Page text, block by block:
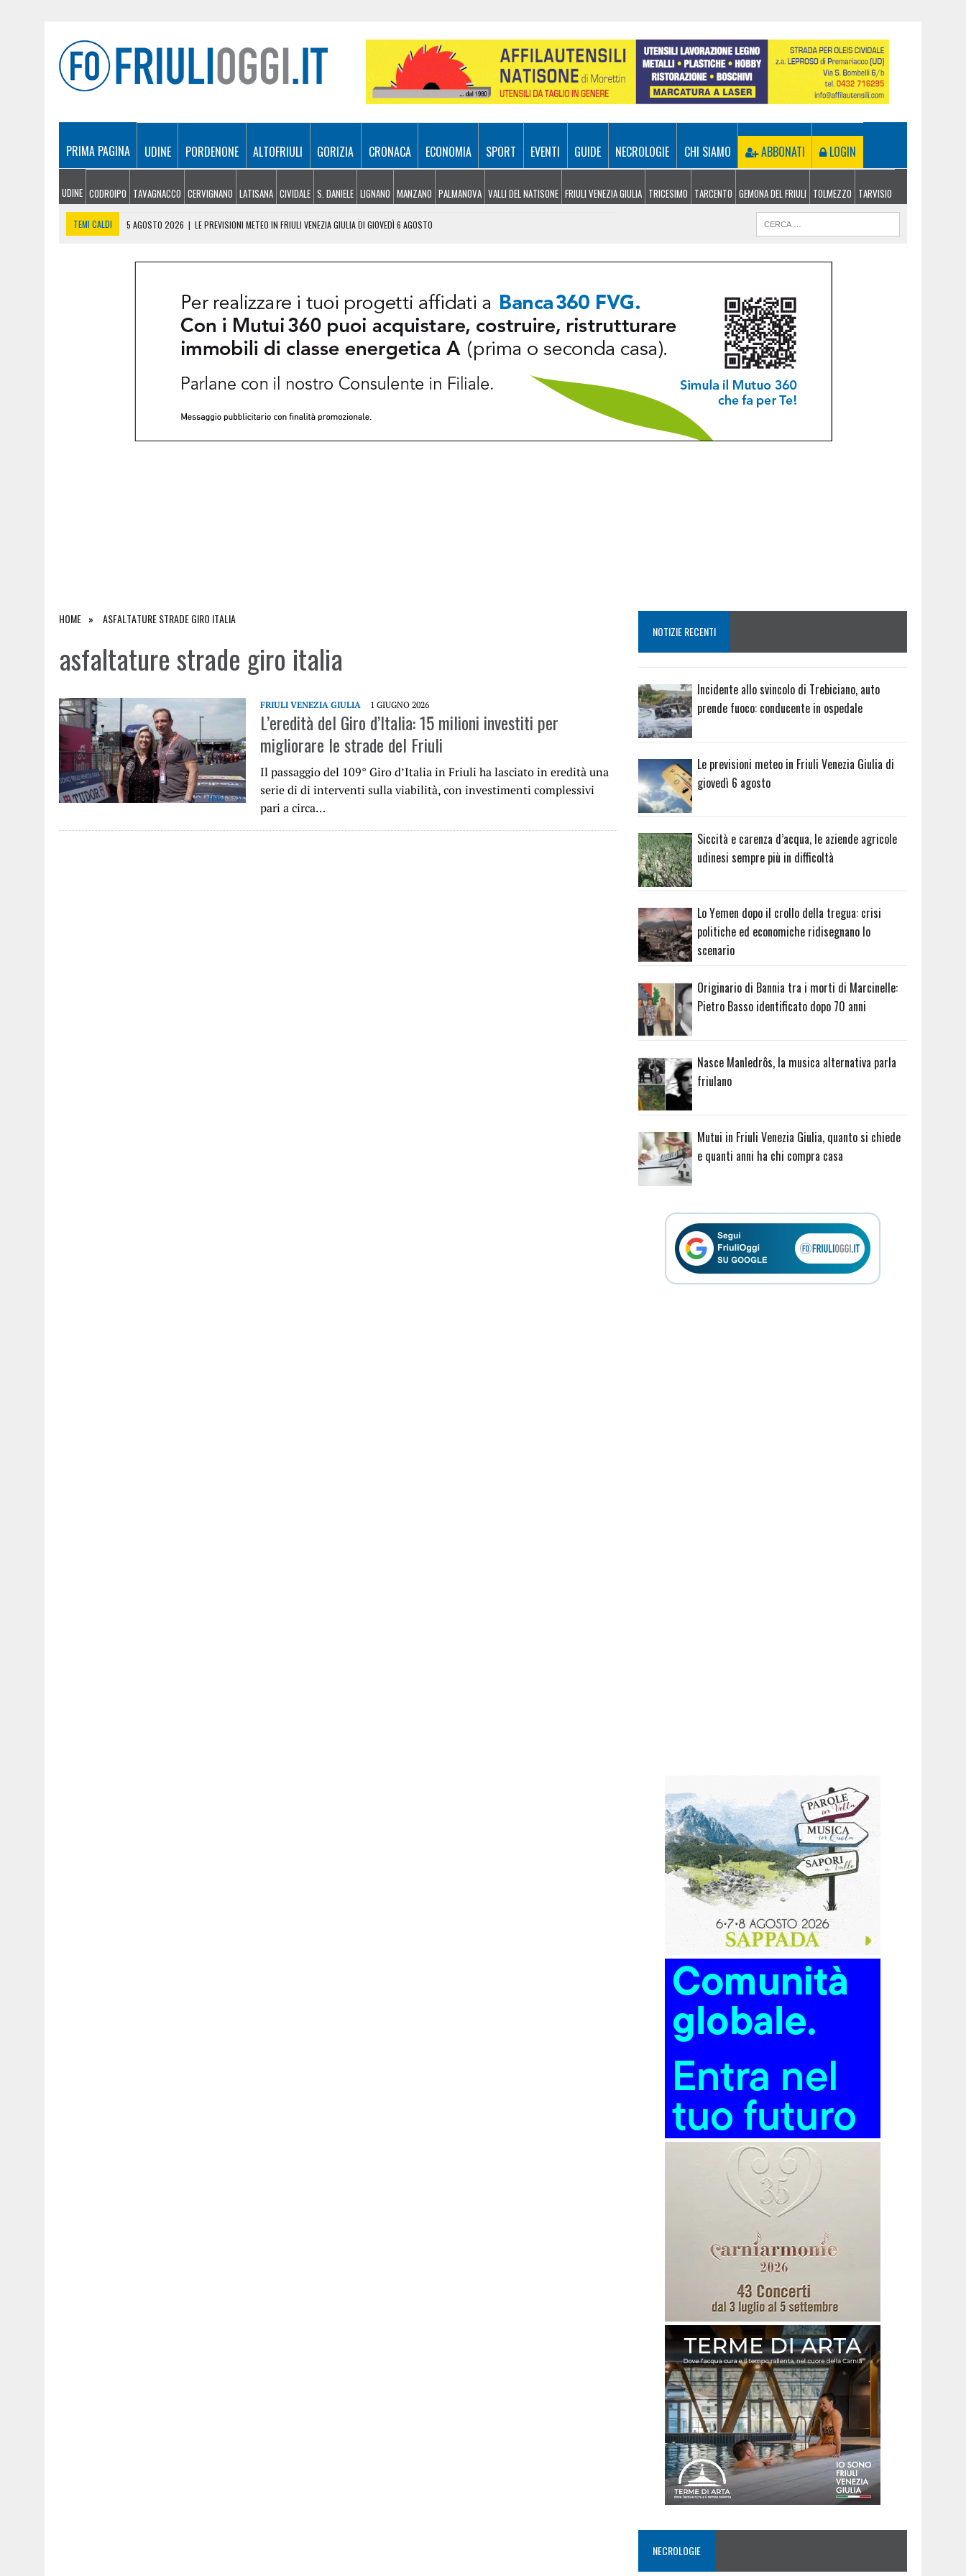
PRIMA PAGINA UDINE PORDENONE ALTOFRIULI GORIZIA CRONACA ECONOMIA SPORT EVENTI GUIDE NECROLOGIE CHI SIAMO ABBONATI LOGIN
UDINE CODROIPO TAVAGNACCO CERVIGNANO LATISANA CIVIDALE S. DANIELE LIGNANO MANZANO PALMANOVA VALLI DEL NATISONE FRIULI VENEZIA GIULIA TRICESIMO TARCENTO GEMONA DEL FRIULI TOLMEZZO TARVISIO
TEMI CALDI 5 AGOSTO 2026 | LE PREVISIONI METEO IN FRIULI VENEZIA GIULIA DI GIOVEDÌ 6 AGOSTO
ORIGINARIO DI BANNIA TRA I MORTI DI MARCINELLE: PIETRO BASSO IDENTIFICATO DOPO 70 ANNI
INCIDENTE ALLO SVINCOLO DI TREBICIANO, AUTO PRENDE FUOCO: CONDUCENTE IN OSPEDALE
HOME ASFALTATURE STRADE GIRO ITALIA
asfaltature strade giro italia
FRIULI VENEZIA GIULIA 1 GIUGNO 2026
L’eredità del Giro d’Italia: 15 milioni investiti per
migliorare le strade del Friuli
Il passaggio del 109° Giro d’Italia in Friuli ha lasciato in eredità una
serie di di interventi sulla viabilità, con investimenti complessivi
pari a circa…
NOTIZIE RECENTI
Incidente allo svincolo di Trebiciano, auto
prende fuoco: conducente in ospedale
Le previsioni meteo in Friuli Venezia Giulia di
giovedì 6 agosto
Siccità e carenza d’acqua, le aziende agricole
udinesi sempre più in difficoltà
Lo Yemen dopo il crollo della tregua: crisi
politiche ed economiche ridisegnano lo
scenario
Originario di Bannia tra i morti di Marcinelle:
Pietro Basso identificato dopo 70 anni
Nasce Manledrôs, la musica alternativa parla
friulano
Mutui in Friuli Venezia Giulia, quanto si chiede
e quanti anni ha chi compra casa
NECROLOGIE